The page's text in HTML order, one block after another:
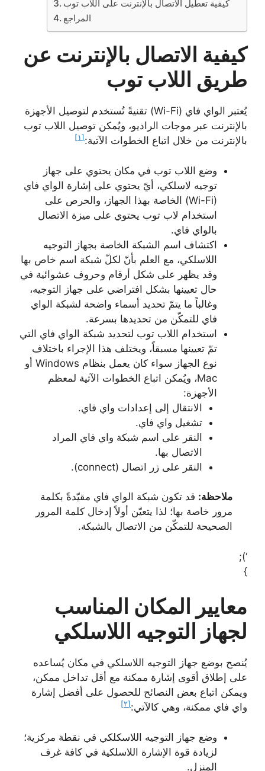
كيفية تعطيل الاتصال بالإنترنت على اللاب توب
المراجع
كيفية الاتصال بالإنترنت عن
طريق اللاب توب
يُعتبر الواي فاي (Wi-Fi) تقنيةً تُستخدم لتوصيل الأجهزة
بالإنترنت عبر موجات الراديو، ويُمكن توصيل اللاب توب
بالإنترنت من خلال اتباع الخطوات الآتية: [١]
وضع اللاب توب في مكان يحتوي على جهاز
توجيه لاسلكي، أيّ يحتوي على إشارة الواي فاي
(Wi-Fi) الخاصة بهذا الجهاز، والحرص على
استخدام لاب توب يحتوي على ميزة الاتصال
بالواي فاي.
اكتشاف اسم الشبكة الخاصة بجهاز التوجيه
اللاسلكي، مع العلم بأنّ لكلّ شبكة اسم خاص بها
وقد يظهر على شكل أرقام وحروف عشوائية في
حال تعيينها بشكل افتراضي على جهاز التوجيه،
وغالباً ما يتمّ تحديد أسماء واضحة لشبكة الواي
فاي للتمكّن من تحديدها بسرعة.
استخدام اللاب توب لتحديد شبكة الواي فاي التي
تمّ تعيينها مسبقاً، ويختلف هذا الإجراء باختلاف
نوع الجهاز سواء كان يعمل بنظام Windows أو
Mac، ويُمكن اتباع الخطوات الآتية لمعظم
الأجهزة:
الانتقال إلى إعدادات واي فاي.
تشغيل واي فاي.
النقر على اسم شبكة واي فاي المراد
الاتصال بها.
النقر على زر اتصال (connect).
ملاحظة: قد تكون شبكة الواي فاي مقيّدةً بكلمة
مرور خاصة بها؛ لذا يتعيّن أولاً إدخال كلمة المرور
الصحيحة للتمكّن من الاتصال بالشبكة.
‘);
}
معايير المكان المناسب
لجهاز التوجيه اللاسلكي
يُنصح بوضع جهاز التوجيه اللاسلكي في مكان يُساعده
على إطلاق أقوى إشارة ممكنة مع أقل تداخل ممكن،
ويمكن اتباع بعض النصائح للحصول على أفضل إشارة
واي فاي ممكنة، وهي كالآتي: [٢]
وضع جهاز التوجيه اللاسكلكي في نقطة مركزية؛
لزيادة قوة الإشارة اللاسلكية في كافة غرف
المنزل.